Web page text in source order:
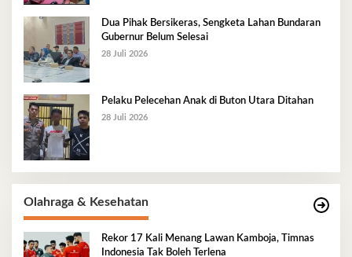
Dua Pihak Bersikeras, Sengketa Lahan Bundaran
Gubernur Belum Selesai
28 Juli 2026
Pelaku Pelecehan Anak di Buton Utara Ditahan
28 Juli 2026
Olahraga & Kesehatan
Rekor 17 Kali Menang Lawan Kamboja, Timnas
Indonesia Tak Boleh Terlena